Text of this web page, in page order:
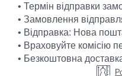
• Термін відправки
• Замовлення
• Відправка: Нова
• Враховуйте комісію
• Безкоштовна